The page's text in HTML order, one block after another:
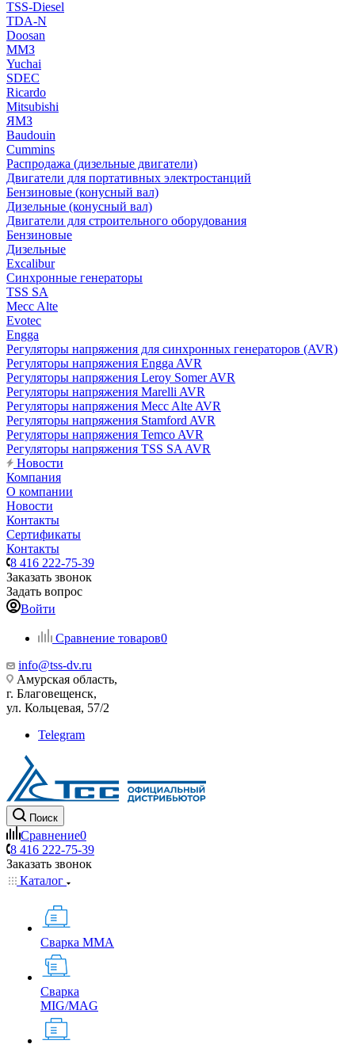
TSS-Diesel
TDA-N
Doosan
ММЗ
Yuchai
SDEC
Ricardo
Mitsubishi
ЯМЗ
Baudouin
Cummins
Распродажа (дизельные двигатели)
Двигатели для портативных электростанций
Бензиновые (конусный вал)
Дизельные (конусный вал)
Двигатели для строительного оборудования
Бензиновые
Дизельные
Excalibur
Синхронные генераторы
TSS SA
Mecc Alte
Evotec
Engga
Регуляторы напряжения для синхронных генераторов (AVR)
Регуляторы напряжения Engga AVR
Регуляторы напряжения Leroy Somer AVR
Регуляторы напряжения Marelli AVR
Регуляторы напряжения Mecc Alte AVR
Регуляторы напряжения Stamford AVR
Регуляторы напряжения Temco AVR
Регуляторы напряжения TSS SA AVR
Новости
Компания
О компании
Новости
Контакты
Сертификаты
Контакты
8 416 222-75-39
Заказать звонок
Задать вопрос
Войти
Сравнение товаров0
info@tss-dv.ru
Амурская область,
г. Благовещенск,
ул. Кольцевая, 57/2
Telegram
Поиск
Сравнение0
8 416 222-75-39
Заказать звонок
Каталог
Сварка MMA
Сварка
MIG/MAG